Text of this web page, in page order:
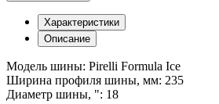
Характеристики
Описание
Модель шины: Pirelli Formula Ice
Ширина профиля шины, мм: 235
Диаметр шины, ": 18